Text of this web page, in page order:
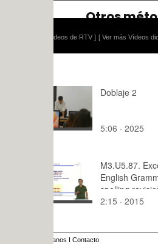
[ Ver más Vídeos didácticos ]
5:06 · 2025
M3.U5.87. Excel file.
English Grammar /
spelling revision
2:15 · 2015